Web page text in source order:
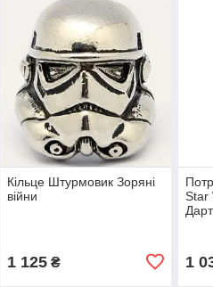
Кільце Штурмовик Зоряні
війни
1 125₴
Star
1